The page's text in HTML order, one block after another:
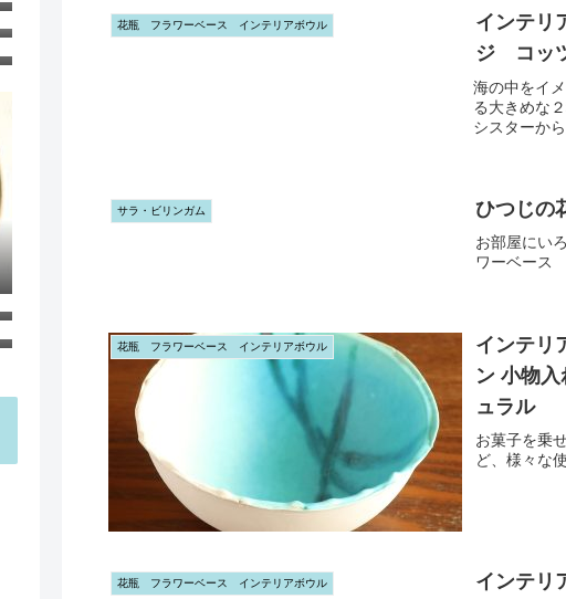
花瓶 フラワーベース インテリアボウル
インテ
ジ コッ
海の中をイ
る大きめな
シスターか
サラ・ビリンガム ひつじ
お部屋にい
ワーベース
花瓶 フラワーベース インテリアボウル
インテリ
ン 小物
ュラル
お菓子を乗
ど、様々な
花瓶 フラワーベース インテリアボウル
インテリ